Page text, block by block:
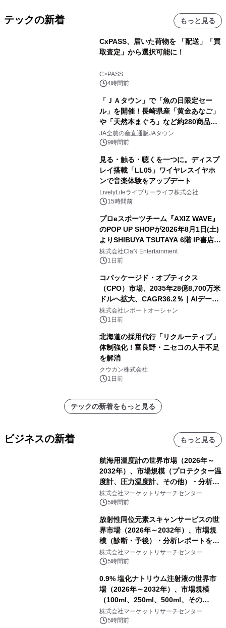
テックの新着 もっと見る
CxPASS、届いた荷物を 「配送」「買
取査定」から選択可能に！
C×PASS
4時間前
「ＪＡタウン」で「魚の日限定セー
ル」を開催！長崎県産「黄金あなご」
や「天然本まぐろ」など約280商品を
販売！～毎月１０日の定例企画～
JA全農の産直通販JAタウン
9時間前
見る・触る・聴くを一つに。ディスプ
レイ搭載「LL05」ワイヤレスイヤホ
ンで音楽体験をアップデート
LivelyLifeライブリーライフ株式会社
15時間前
プロeスポーツチーム『AXIZ WAVE』
のPOP UP SHOPが2026年8月1日(土)
よりSHIBUYA TSUTAYA 6階 IP書店で
開催決定！！
株式会社ClaN Entertainment
1日前
コパッケージド・オプティクス
（CPO）市場、2035年28億8,700万米
ドルへ拡大、CAGR36.2％｜AIデータ
センター・高速光通信需要が成長を加
速
株式会社レポートオーシャン
1日前
北海道の採用代行「リクルーティブ」
体制強化！富良野・ニセコの人手不足
を解消
クウカン株式会社
1日前
テックの新着をもっと見る
ビジネスの新着 もっと見る
航海用温度計の世界市場（2026年～
2032年）、市場規模（プロテクター温
度計、圧力温度計、その他）・分析レ
ポートを発表
株式会社マーケットリサーチセンター
5時間前
放射性同位元素スキャンサービスの世
界市場（2026年～2032年）、市場規
模（診断・予後）・分析レポートを発
表
株式会社マーケットリサーチセンター
5時間前
0.9% 塩化ナトリウム注射液の世界市
場（2026年～2032年）、市場規模
（100ml、250ml、500ml、その
他）・分析レポートを発表
株式会社マーケットリサーチセンター
5時間前